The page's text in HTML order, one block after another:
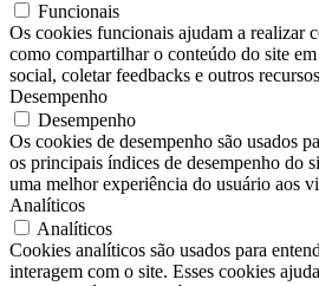
Funcionais
Os cookies funcionais ajudam a realizar
como compartilhar o conteúdo do site
social, coletar feedbacks e outros
Desempenho
Desempenho
Os cookies de desempenho são usados
os principais índices de desempenho do
uma melhor experiência do usuário aos
Analíticos
Analíticos
Cookies analíticos são usados ​​para
interagem com o site. Esses cookies